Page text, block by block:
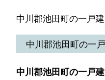
中川郡池田町の一戸
中川郡池田町の一
中川郡池田町の一戸